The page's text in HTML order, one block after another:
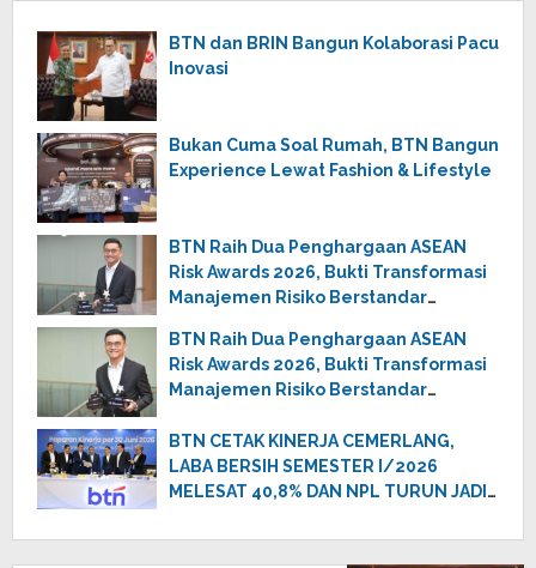
BTN dan BRIN Bangun Kolaborasi Pacu
Inovasi
Bukan Cuma Soal Rumah, BTN Bangun
Experience Lewat Fashion & Lifestyle
BTN Raih Dua Penghargaan ASEAN
Risk Awards 2026, Bukti Transformasi
Manajemen Risiko Berstandar
Berkelanjutan
BTN Raih Dua Penghargaan ASEAN
Risk Awards 2026, Bukti Transformasi
Manajemen Risiko Berstandar
Berkelanjutan
BTN CETAK KINERJA CEMERLANG,
LABA BERSIH SEMESTER I/2026
MELESAT 40,8% DAN NPL TURUN JADI